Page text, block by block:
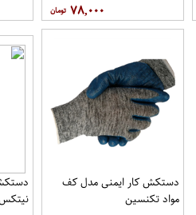
۷۸,۰۰۰
دستکش کار ایمنی مدل کف
مواد تکنسین